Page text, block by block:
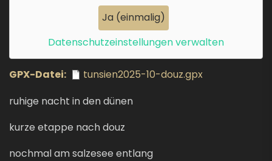
Ja (einmalig)
Datenschutzeinstellungen verwalten
GPX-Datei
tunsien2025-10-douz.gpx
ruhige nacht in den dünen
kurze etappe nach douz
nochmal am salzesee entlang